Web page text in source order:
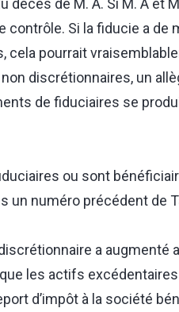
décès de M. A. Si M. A et
contrôle. Si la fiducie a
cela pourrait
discrétionnaires, un
de fiduciaires se
ou sont
un numéro précédent de
a augmenté
les actifs excédentaires
d’impôt à la société